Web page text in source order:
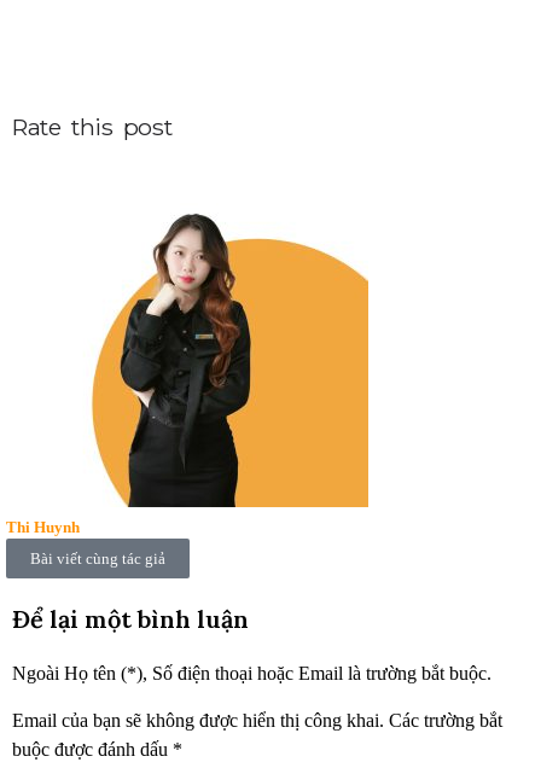
Rate this post
Thi Huynh
Bài viết cùng tác giả
Để lại một bình luận
Ngoài Họ tên (*), Số điện thoại hoặc Email là trường bắt buộc.
Email của bạn sẽ không được hiển thị công khai. Các trường bắt
buộc được đánh dấu *